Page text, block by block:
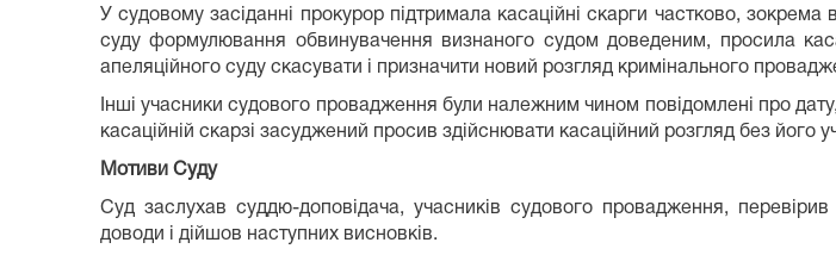
У судовому засіданні прокурор підтримала касаційні скарги частково,
суду формулювання обвинувачення визнаного судом доведеним, просила
апеляційного суду скасувати і призначити новий розгляд кримінального
Інші учасники судового провадження були належним чином повідомлені про
касаційній скарзі засуджений просив здійснювати касаційний розгляд без його
Мотиви Суду
Суд заслухав суддю-доповідача, учасників судового провадження,
доводи і дійшов наступних висновків.